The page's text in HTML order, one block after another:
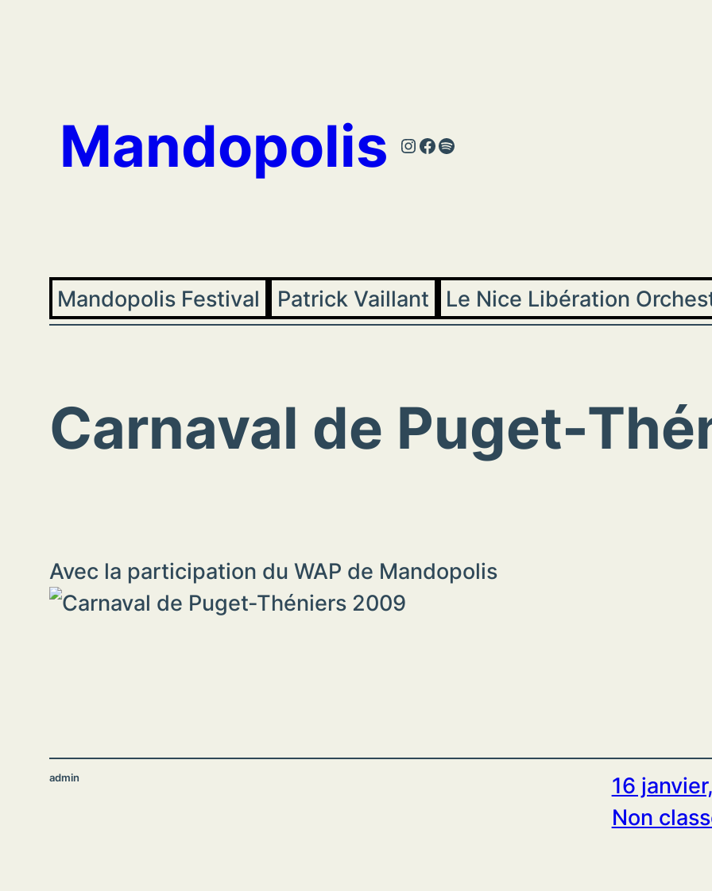
Mandopolis Instagram
Facebook
Spotify
Mandopolis Festival Patrick Vaillant Le Nice Libération
Carnaval de Puget-
Avec la participation du WAP de Mandopolis
admin
16
Non